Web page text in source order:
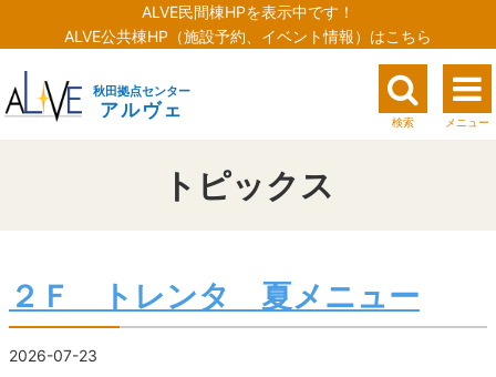
ALVE民間棟HPを表示中です！
ALVE公共棟HP（施設予約、イベント情報）はこちら
秋田拠点センター
アルヴェ
検索 メニュー
トピックス
２Ｆ トレンタ 夏メニュー
2026-07-23